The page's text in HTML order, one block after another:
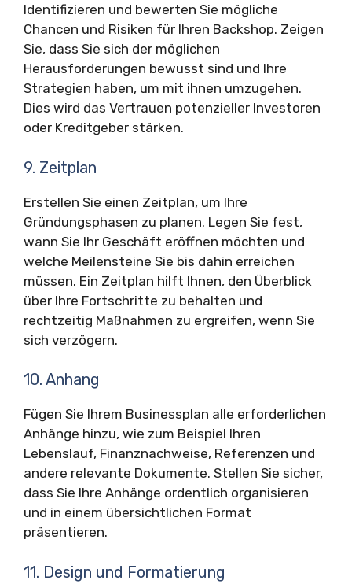
Identifizieren und bewerten Sie mögliche
Chancen und Risiken für Ihren Backshop. Zeigen
Sie, dass Sie sich der möglichen
Herausforderungen bewusst sind und Ihre
Strategien haben, um mit ihnen umzugehen.
Dies wird das Vertrauen potenzieller Investoren
oder Kreditgeber stärken.
9. Zeitplan
Erstellen Sie einen Zeitplan, um Ihre
Gründungsphasen zu planen. Legen Sie fest,
wann Sie Ihr Geschäft eröffnen möchten und
welche Meilensteine Sie bis dahin erreichen
müssen. Ein Zeitplan hilft Ihnen, den Überblick
über Ihre Fortschritte zu behalten und
rechtzeitig Maßnahmen zu ergreifen, wenn Sie
sich verzögern.
10. Anhang
Fügen Sie Ihrem Businessplan alle erforderlichen
Anhänge hinzu, wie zum Beispiel Ihren
Lebenslauf, Finanznachweise, Referenzen und
andere relevante Dokumente. Stellen Sie sicher,
dass Sie Ihre Anhänge ordentlich organisieren
und in einem übersichtlichen Format
präsentieren.
11. Design und Formatierung